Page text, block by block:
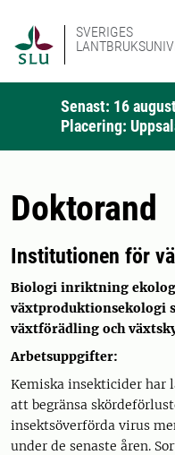
SVERIGES
Senast: 16
Placering:
Doktorand
Institutionen för
Biologi inriktning
växtproduktionsekologi
växtförädling och
Arbetsuppgifter:
Kemiska insekticider
att begränsa
insektsöverförda virus
under de senaste åren.